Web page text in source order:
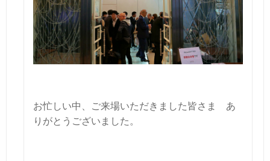
お忙しい中、ご来場いただきました皆さま あ
りがとうございました。